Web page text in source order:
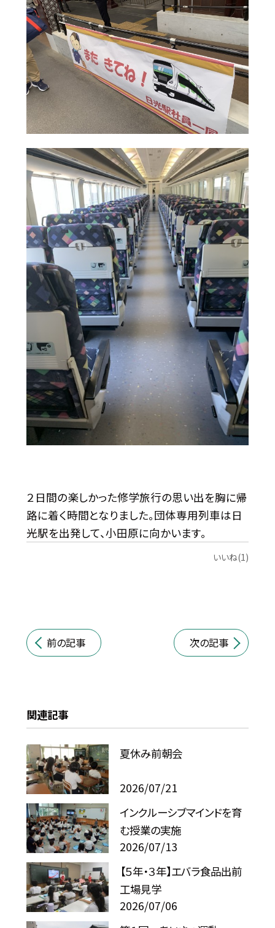
２日間の楽しかった修学旅行の思い出を胸に帰
路に着く時間となりました。団体専用列車は日
光駅を出発して、小田原に向かいます。
いいね(1)
前の記事 次の記事
関連記事
夏休み前朝会
2026/07/21
インクルーシブマインドを育
む授業の実施
2026/07/13
【５年・３年】エバラ食品出前
工場見学
2026/07/06